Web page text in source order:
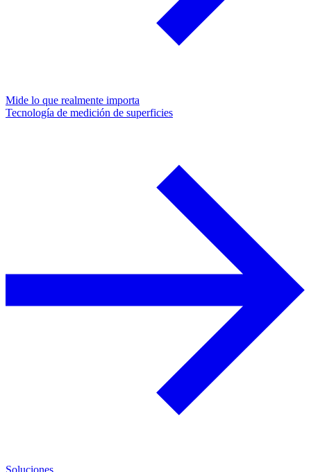
Mide lo que realmente importa
Tecnología de medición de superficies